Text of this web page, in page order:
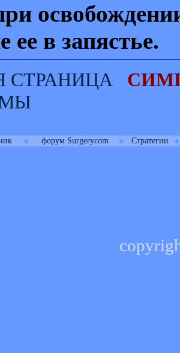
ее в запястье.
СТРАНИЦА
● форум Surgerycom ● Стратегии ●